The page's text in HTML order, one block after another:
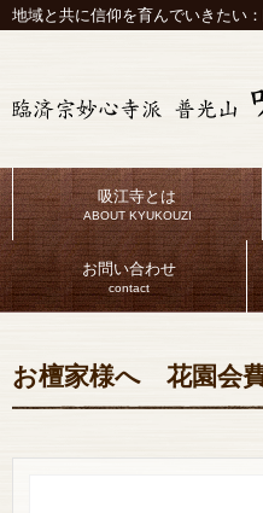
地域と共に信仰を育んでいきたい
吸江寺とは
ABOUT KYUKOUZI
お問い合わせ
contact
お檀家様へ 花園会